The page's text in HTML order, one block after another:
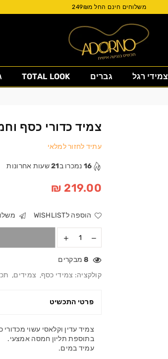
משלוחים חינם החל מ249₪
Adorno
Israel
צמידי רגל גברים TOTAL LOOK
צמיד כדורי כסף
עתיד לחזור למלאי
16 נמכרו ב21שעות אחרונות
מחיר
219.00 ₪
הוספה לWISHLIST
8מבקרים
קולקציה: צמידי כסף, צמידים,
פרטי התכשיט
צמיד עדין וקלאסי עשוי מכדורי כסף
בתוספת תליון חמסה אמצעי.
עמיד במים.